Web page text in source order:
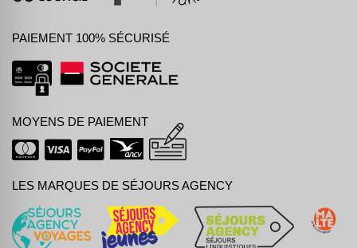
PAIEMENT 100% SÉCURISÉ
MOYENS DE PAIEMENT
LES MARQUES DE SÉJOURS AGENCY